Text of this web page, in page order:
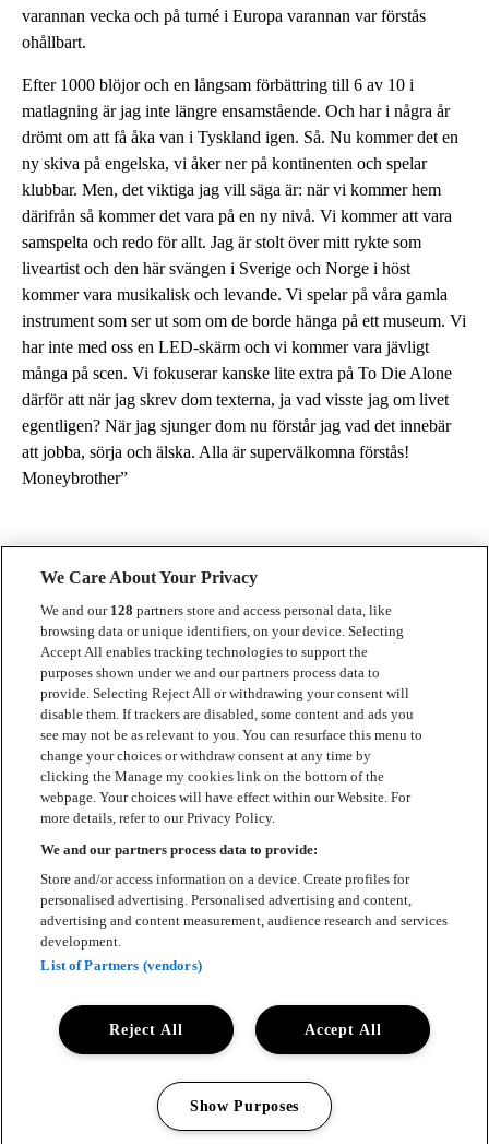
varannan vecka och på turné i Europa varannan var förstås
ohållbart.
Efter 1000 blöjor och en långsam förbättring till 6 av 10 i
matlagning är jag inte längre ensamstående. Och har i några år
drömt om att få åka van i Tyskland igen. Så. Nu kommer det en
ny skiva på engelska, vi åker ner på kontinenten och spelar
klubbar. Men, det viktiga jag vill säga är: när vi kommer hem
därifrån så kommer det vara på en ny nivå. Vi kommer att vara
samspelta och redo för allt. Jag är stolt över mitt rykte som
liveartist och den här svängen i Sverige och Norge i höst
kommer vara musikalisk och levande. Vi spelar på våra gamla
instrument som ser ut som om de borde hänga på ett museum. Vi
har inte med oss en LED-skärm och vi kommer vara jävligt
många på scen. Vi fokuserar kanske lite extra på To Die Alone
därför att när jag skrev dom texterna, ja vad visste jag om livet
egentligen? När jag sjunger dom nu förstår jag vad det innebär
att jobba, sörja och älska. Alla är supervälkomna förstås!
Moneybrother”
Kontakt
Press
Om Luger
Samarbeten
Boka artist
Sekretesspolicy
Cookiepolicy
All rights reserved 2025 © Luger
We Care About Your Privacy
We and our 128 partners store and access personal data, like
browsing data or unique identifiers, on your device. Selecting
Accept All enables tracking technologies to support the
purposes shown under we and our partners process data to
provide. Selecting Reject All or withdrawing your consent will
disable them. If trackers are disabled, some content and ads you
see may not be as relevant to you. You can resurface this menu to
change your choices or withdraw consent at any time by
clicking the Manage my cookies link on the bottom of the
webpage. Your choices will have effect within our Website. For
more details, refer to our Privacy Policy.
We and our partners process data to provide:
Store and/or access information on a device. Create profiles for
personalised advertising. Personalised advertising and content,
advertising and content measurement, audience research and services
development.
List of Partners (vendors)
Accept All
Reject All
Show Purposes